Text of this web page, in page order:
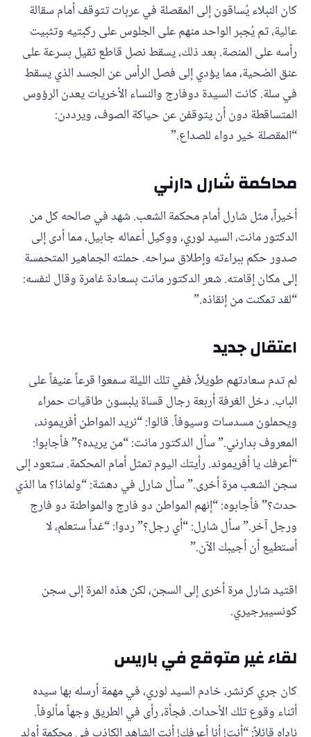
كان النبلاء يُساقون إلى المقصلة في عربات تتوقف أمام سقالة
عالية، ثم يُجبر الواحد منهم على الجلوس على ركبتيه وتثبيت
رأسه على المنصة. بعد ذلك، يسقط نصل قاطع ثقيل بسرعة على
عنق الضحية، مما يؤدي إلى فصل الرأس عن الجسد الذي يسقط
في سلة. كانت السيدة دوفارج والنساء الأخريات يعدن الرؤوس
المتساقطة دون أن يتوقفن عن حياكة الصوف، ويرددن:
“المقصلة خير دواء للصداع.”
محاكمة شارل دارني
أخيراً، مثل شارل أمام محكمة الشعب. شهد في صالحه كل من
الدكتور مانت، السيد لوري، ووكيل أعماله جابيل، مما أدى إلى
صدور حكم ببراءته وإطلاق سراحه. حملته الجماهير المتحمسة
إلى مكان إقامته. شعر الدكتور مانت بسعادة غامرة وقال لنفسه:
“لقد تمكنت من إنقاذه.”
اعتقال جديد
لم تدم سعادتهم طويلاً، ففي تلك الليلة سمعوا قرعاً عنيفاً على
الباب. دخل الغرفة أربعة رجال قساة يلبسون طاقيات حمراء
ويحملون مسدسات وسيوفاً. قالوا: “نريد المواطن أفريموند،
المعروف بدارني.” سأل الدكتور مانت: “من يريده؟” فأجابوا:
“أعرفك يا أفريموند. رأيتك اليوم تمثل أمام المحكمة. ستعود إلى
سجن الشعب مرة أخرى.” سأل شارل في دهشة: “ولماذا؟ ما الذي
حدث؟” فأجابوه: “إنهم المواطن دو فارج والمواطنة دو فارج
ورجل آخر.” سأل شارل: “أي رجل؟” ردوا: “غداً ستعلم، لا
أستطيع أن أجيبك الآن.”
اقتيد شارل مرة أخرى إلى السجن، لكن هذه المرة إلى سجن
كونسييرجيري.
لقاء غير متوقع في باريس
كان جري كرنشر، خادم السيد لوري، في مهمة أرسله بها سيده
أثناء وقوع تلك الأحداث. فجأة، رأى في الطريق وجهاً مألوفاً.